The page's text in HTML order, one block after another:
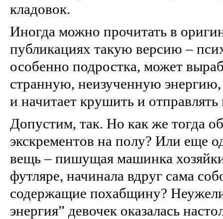
кладовок.
Иногда можно прочитать в
публикациях такую версию –
особенно подростка, может
странную, неизученную энергию,
и начитает крушить и отправлять
Допустим, так. Но как же тогда
экскрементов на полу? Или еще
вещь – пишущая машинка
футляре, начинала вдруг сама
содержащие похабщину?
энергия” девочек оказалась